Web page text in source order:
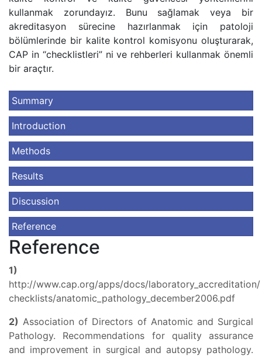
kullanmak zorundayız. Bunu sağlamak veya bir
akreditasyon sürecine hazırlanmak için patoloji
bölümlerinde bir kalite kontrol komisyonu oluşturarak,
CAP in “checklistleri” ni ve rehberleri kullanmak önemli
bir araçtır.
Summary
Introduction
Methods
Results
Discussion
Reference
Reference
1)
http://www.cap.org/apps/docs/laboratory_accreditation/
checklists/anatomic_pathology_december2006.pdf
2) Association of Directors of Anatomic and Surgical
Pathology. Recommendations for quality assurance
and improvement in surgical and autopsy pathology.